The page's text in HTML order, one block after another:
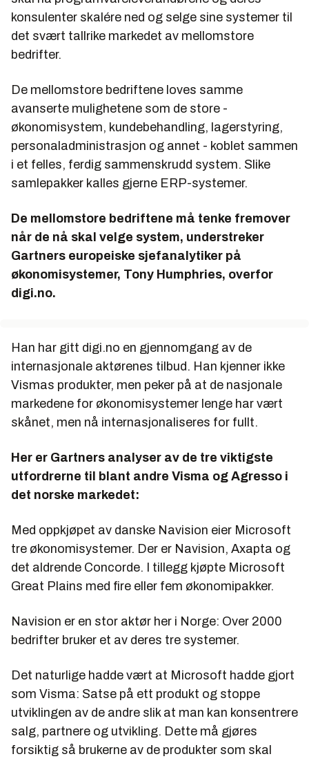
konsulenter skalére ned og selge sine systemer til
det svært tallrike markedet av mellomstore
bedrifter.
De mellomstore bedriftene loves samme
avanserte mulighetene som de store -
økonomisystem, kundebehandling, lagerstyring,
personaladministrasjon og annet - koblet sammen
i et felles, ferdig sammenskrudd system. Slike
samlepakker kalles gjerne ERP-systemer.
De mellomstore bedriftene må tenke fremover
når de nå skal velge system, understreker
Gartners europeiske sjefanalytiker på
økonomisystemer, Tony Humphries, overfor
digi.no.
Han har gitt digi.no en gjennomgang av de
internasjonale aktørenes tilbud. Han kjenner ikke
Vismas produkter, men peker på at de nasjonale
markedene for økonomisystemer lenge har vært
skånet, men nå internasjonaliseres for fullt.
Her er Gartners analyser av de tre viktigste
utfordrerne til blant andre Visma og Agresso i
det norske markedet:
Med oppkjøpet av danske Navision eier Microsoft
tre økonomisystemer. Der er Navision, Axapta og
det aldrende Concorde. I tillegg kjøpte Microsoft
Great Plains med fire eller fem økonomipakker.
Navision er en stor aktør her i Norge: Over 2000
bedrifter bruker et av deres tre systemer.
Det naturlige hadde vært at Microsoft hadde gjort
som Visma: Satse på ett produkt og stoppe
utviklingen av de andre slik at man kan konsentrere
salg, partnere og utvikling. Dette må gjøres
forsiktig så brukerne av de produkter som skal